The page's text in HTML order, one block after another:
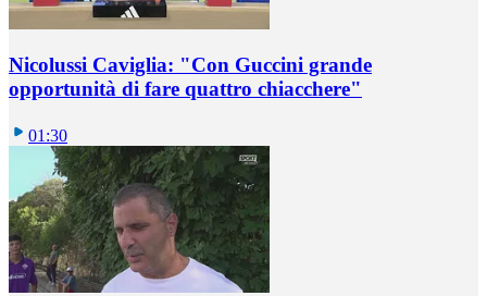
Nicolussi Caviglia: "Con Guccini grande
opportunità di fare quattro chiacchere"
01:30